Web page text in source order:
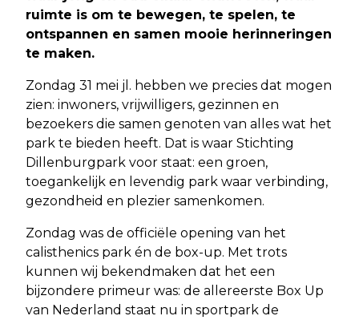
ruimte is om te bewegen, te spelen, te
ontspannen en samen mooie herinneringen
te maken.
Zondag 31 mei jl. hebben we precies dat mogen
zien: inwoners, vrijwilligers, gezinnen en
bezoekers die samen genoten van alles wat het
park te bieden heeft. Dat is waar Stichting
Dillenburgpark voor staat: een groen,
toegankelijk en levendig park waar verbinding,
gezondheid en plezier samenkomen.
Zondag was de officiële opening van het
calisthenics park én de box-up. Met trots
kunnen wij bekendmaken dat het een
bijzondere primeur was: de allereerste Box Up
van Nederland staat nu in sportpark de